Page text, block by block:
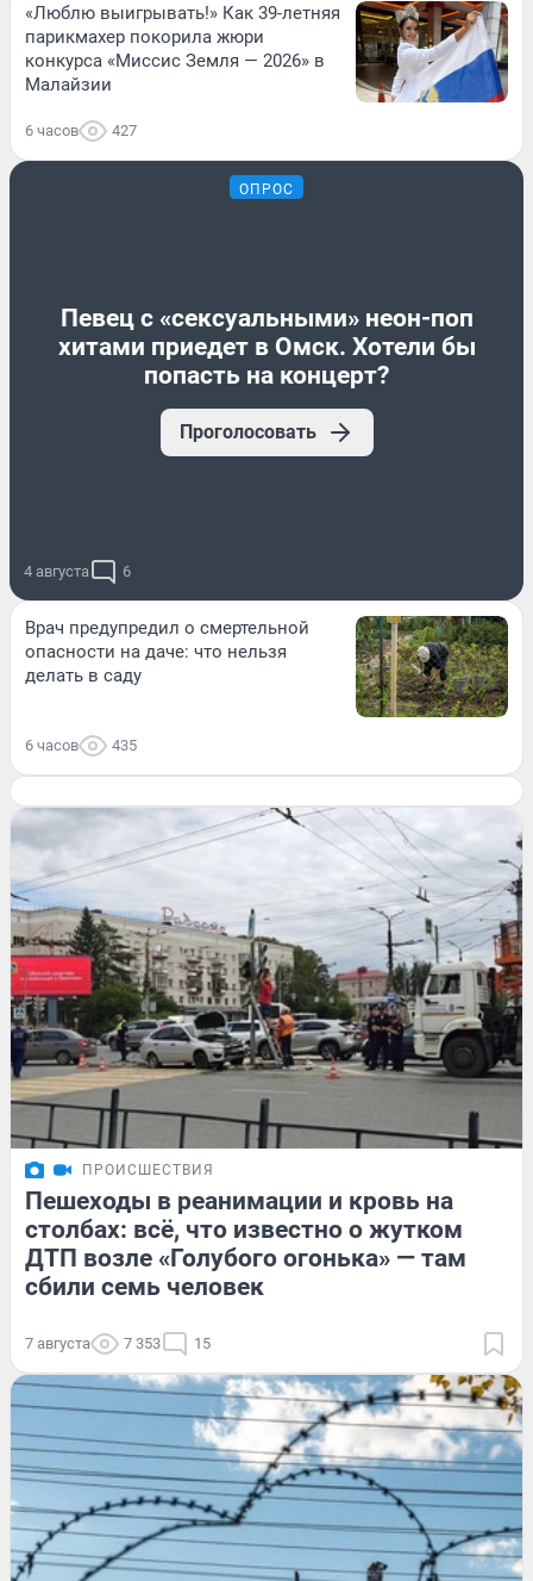
«Люблю выигрывать!» Как 39-летняя
парикмахер покорила жюри
конкурса «Миссис Земля — 2026» в
Малайзии
6 часов 427
ОПРОС
Певец с «сексуальными» неон-поп
хитами приедет в Омск. Хотели бы
попасть на концерт?
Проголосовать
4 августа 6
Врач предупредил о смертельной
опасности на даче: что нельзя
делать в саду
6 часов 435
ПРОИСШЕСТВИЯ
Пешеходы в реанимации и кровь на
столбах: всё, что известно о жутком
ДТП возле «Голубого огонька» — там
сбили семь человек
7 августа 7 353 15